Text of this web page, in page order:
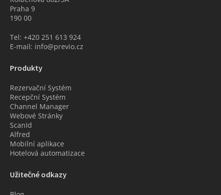
Praha 9
190 00
Tel: +420 251 613 924
E-mail: info@previo.cz
Produkty
Rezervační Systém
Recepční Systém
Channel Manager
Webové Stránky
ScanId
Alfred
Mobilní aplikace
Hotelová automatizace
Užitečné odkazy